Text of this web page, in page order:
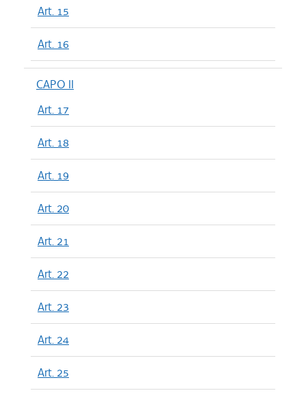
Art. 15
Art. 16
CAPO II
Art. 17
Art. 18
Art. 19
Art. 20
Art. 21
Art. 22
Art. 23
Art. 24
Art. 25